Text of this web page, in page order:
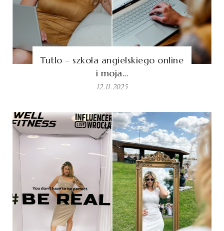
Tutlo – szkoła angielskiego online
i moja…
12.11.2025